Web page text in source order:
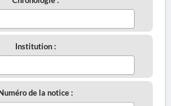
Institution :
de la notice :